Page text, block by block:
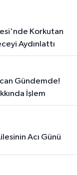
Aydınlattı
İşlem
Acı Günü